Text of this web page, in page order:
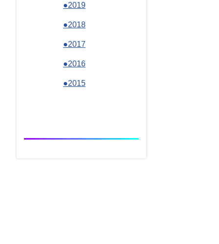
●2019
●2018
●2017
●2016
●2015